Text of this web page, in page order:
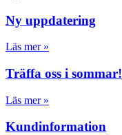
Ny uppdatering
Läs mer »
Träffa oss i sommar!
Läs mer »
Kundinformation